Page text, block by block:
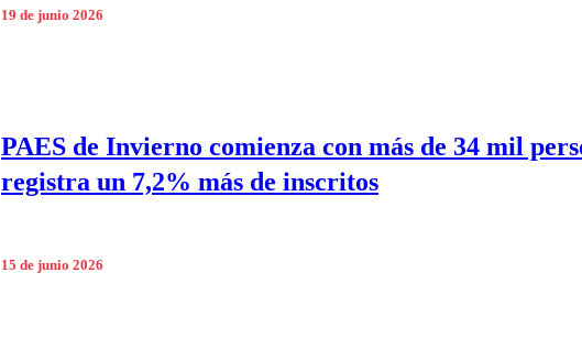
19 de junio 2026
PAES de Invierno comienza con más de 34 mil
registra un 7,2% más de inscritos
15 de junio 2026